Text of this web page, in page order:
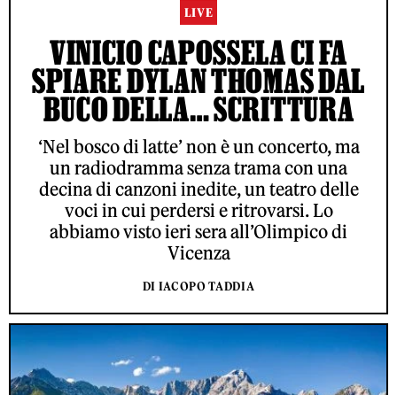
LIVE
VINICIO CAPOSSELA CI FA
SPIARE DYLAN THOMAS DAL
BUCO DELLA… SCRITTURA
‘Nel bosco di latte’ non è un concerto, ma
un radiodramma senza trama con una
decina di canzoni inedite, un teatro delle
voci in cui perdersi e ritrovarsi. Lo
abbiamo visto ieri sera all’Olimpico di
Vicenza
DI IACOPO TADDIA